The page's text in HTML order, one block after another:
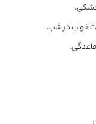
خواب در شب.